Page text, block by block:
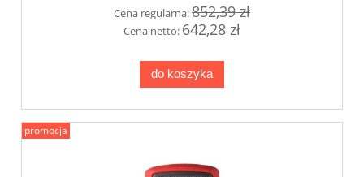
Cena regularna:852,39 zł
Cena netto: 642,28 zł
do koszyka
promocja